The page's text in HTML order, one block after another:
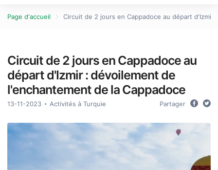
Page d'accueil Circuit de 2 jours en Cappadoce au départ
Circuit de 2 jours en Cappadoce au
départ d'Izmir : dévoilement de
l'enchantement de la Cappadoce
13-11-2023 Activités à Turquie Partager